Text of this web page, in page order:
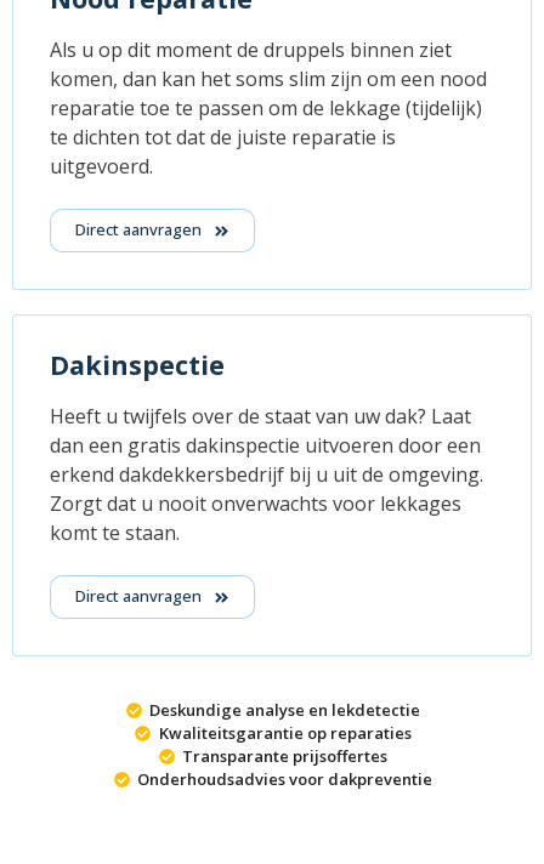
Als u op dit moment de druppels binnen ziet
komen, dan kan het soms slim zijn om een nood
reparatie toe te passen om de lekkage (tijdelijk)
te dichten tot dat de juiste reparatie is
uitgevoerd.
Direct aanvragen
Dakinspectie
Heeft u twijfels over de staat van uw dak? Laat
dan een gratis dakinspectie uitvoeren door een
erkend dakdekkersbedrijf bij u uit de omgeving.
Zorgt dat u nooit onverwachts voor lekkages
komt te staan.
Direct aanvragen
Deskundige analyse en lekdetectie
Kwaliteitsgarantie op reparaties
Transparante prijsoffertes
Onderhoudsadvies voor dakpreventie